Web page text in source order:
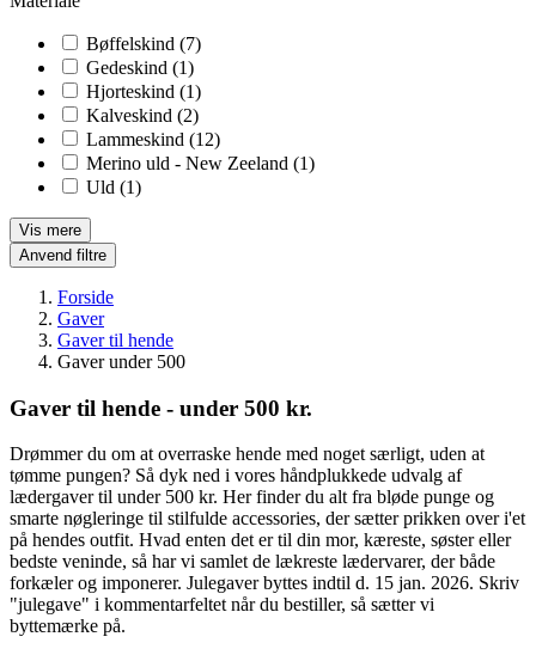
Bøffelskind (7)
Gedeskind (1)
Hjorteskind (1)
Kalveskind (2)
Lammeskind (12)
Merino uld - New Zeeland (1)
Uld (1)
Vis mere
Anvend filtre
Forside
Gaver
Gaver til hende
Gaver under 500
Gaver til hende - under 500 kr.
Drømmer du om at overraske hende med noget særligt, uden at
tømme pungen? Så dyk ned i vores håndplukkede udvalg af
lædergaver til under 500 kr. Her finder du alt fra bløde punge og
smarte nøgleringe til stilfulde accessories, der sætter prikken over i'et
på hendes outfit. Hvad enten det er til din mor, kæreste, søster eller
bedste veninde, så har vi samlet de lækreste lædervarer, der både
forkæler og imponerer. Julegaver byttes indtil d. 15 jan. 2026. Skriv
"julegave" i kommentarfeltet når du bestiller, så sætter vi
byttemærke på.